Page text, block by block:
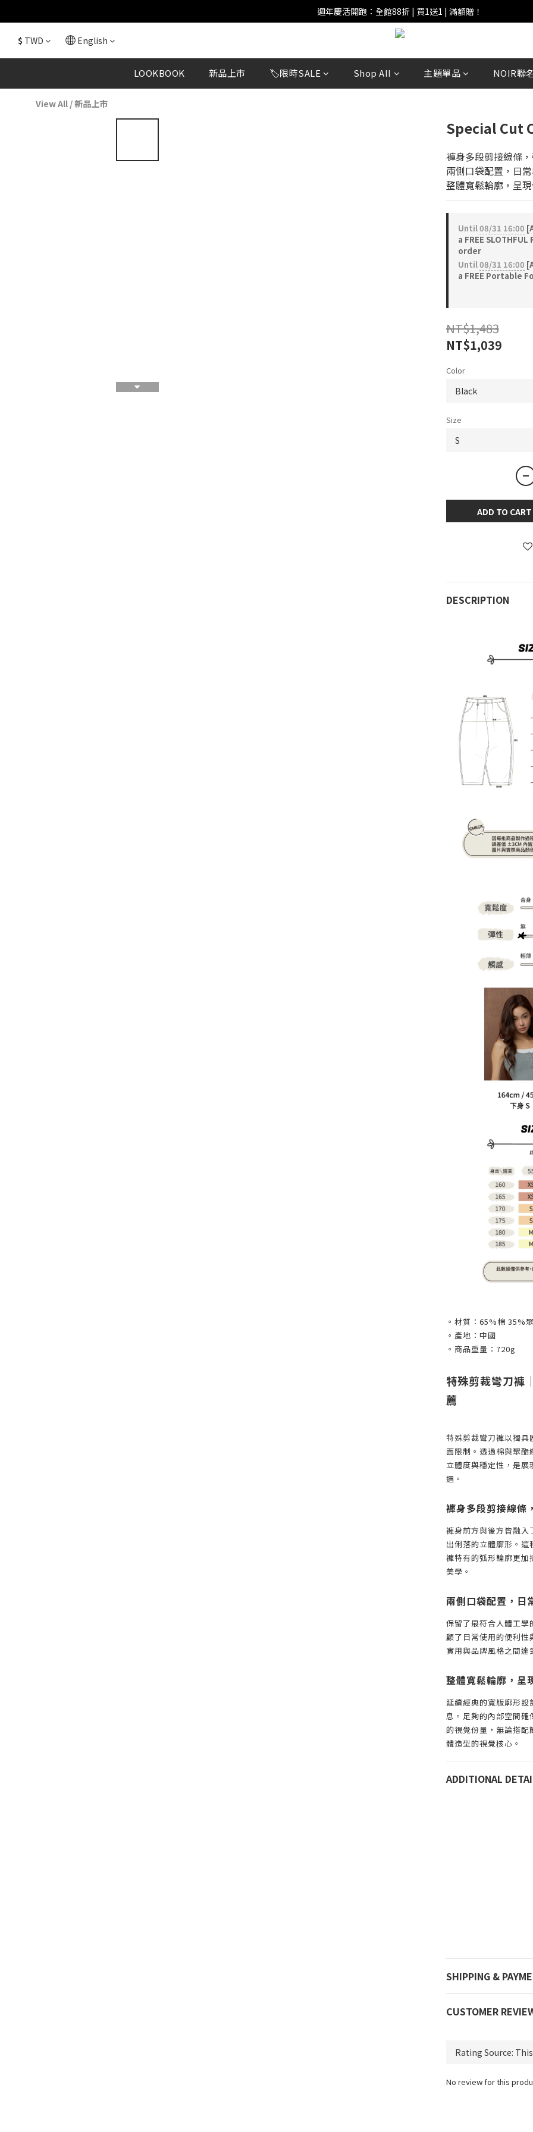
週年慶活開跑：全館88折 | 買1送1 | 滿額贈！
全館滿 $999 即享免運費！
$ TWD English
LOOKBOOK 新品上市 🏷️限時SALE Shop All 主題單品 NOIR聯
View All /新品上市
Special Cut
褲身多段剪接線條
兩側口袋配置，日
整體寬鬆輪廓，呈
Until08/31 16:00
a FREE
order
Until08/31 16:00
a FREE Portable
NT$1,483
NT$1,039
Color
Size
ADD TO CART
DESCRIPTION
。材質：65%棉 35%
。產地：中國
。商品重量：720g
特殊剪裁彎刀褲
薦
特殊剪裁彎刀褲以獨
面限制。透過棉與聚
立體度與穩定性，是
選。
褲身多段剪接線條
褲身前方與後方皆融
出俐落的立體廓形。
褲特有的弧形輪廓更
美學。
兩側口袋配置，日
保留了最符合人體工
顧了日常使用的便利
實用與品牌風格之間達
整體寬鬆輪廓，呈
延續經典的寬版廓形
息。足夠的內部空間
的視覺份量，無論搭
體造型的視覺核心。
ADDITIONAL
SHIPPING &
CUSTOMER
No review for this